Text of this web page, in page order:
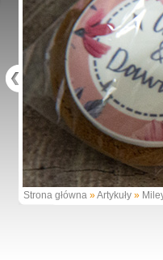
Strona główna »Artykuły »